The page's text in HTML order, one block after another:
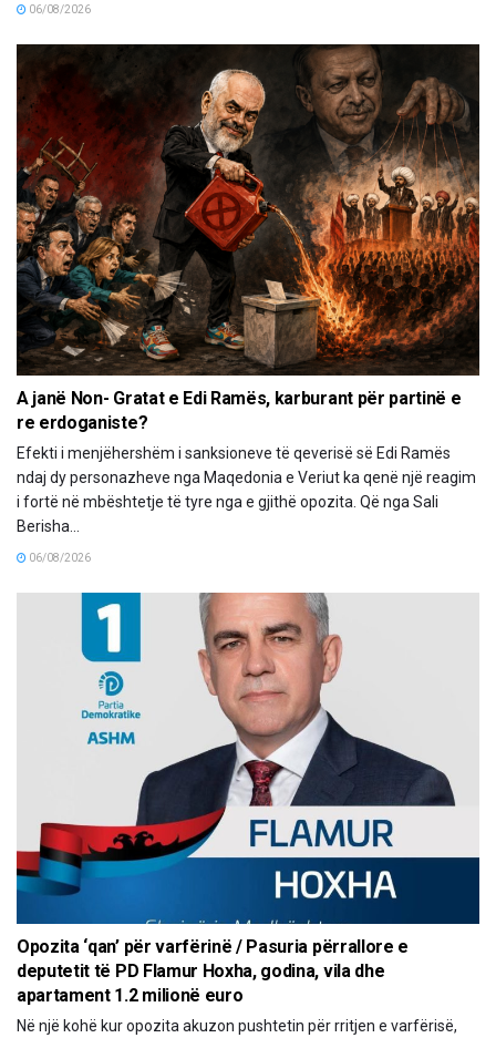
06/08/2026
A janë Non- Gratat e Edi Ramës, karburant për partinë e
re erdoganiste?
Efekti i menjëhershëm i sanksioneve të qeverisë së Edi Ramës
ndaj dy personazheve nga Maqedonia e Veriut ka qenë një reagim
i fortë në mbështetje të tyre nga e gjithë opozita. Që nga Sali
Berisha...
06/08/2026
Opozita ‘qan’ për varfërinë / Pasuria përrallore e
deputetit të PD Flamur Hoxha, godina, vila dhe
apartament 1.2 milionë euro
Në një kohë kur opozita akuzon pushtetin për rritjen e varfërisë,